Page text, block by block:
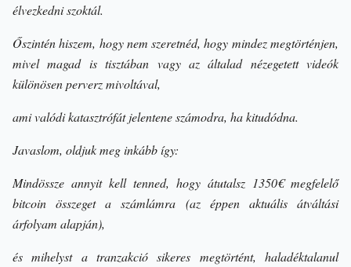
élvezkedni szoktál.
Őszintén hiszem, hogy nem szeretnéd, hogy mindez megtörténjen,
mivel magad is tisztában vagy az általad nézegetett videók
különösen perverz mivoltával,
ami valódi katasztrófát jelentene számodra, ha kitudódna.
Javaslom, oldjuk meg inkább így:
Mindössze annyit kell tenned, hogy átutalsz 1350€ megfelelő
bitcoin összeget a számlámra (az éppen aktuális átváltási
árfolyam alapján),
és mihelyst a tranzakció sikeres megtörtént, haladéktalanul